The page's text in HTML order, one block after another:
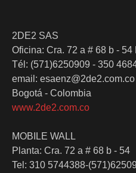
2DE2 SAS
Oficina: Cra. 72 a # 68 b - 54
Tél: (571)6250909 - 350
email: esaenz@2de2.com.co
Bogotá - Colombia
www.2de2.com.co
MOBILE WALL
Planta: Cra. 72 a # 68 b - 54
Tel : 310 5744388-